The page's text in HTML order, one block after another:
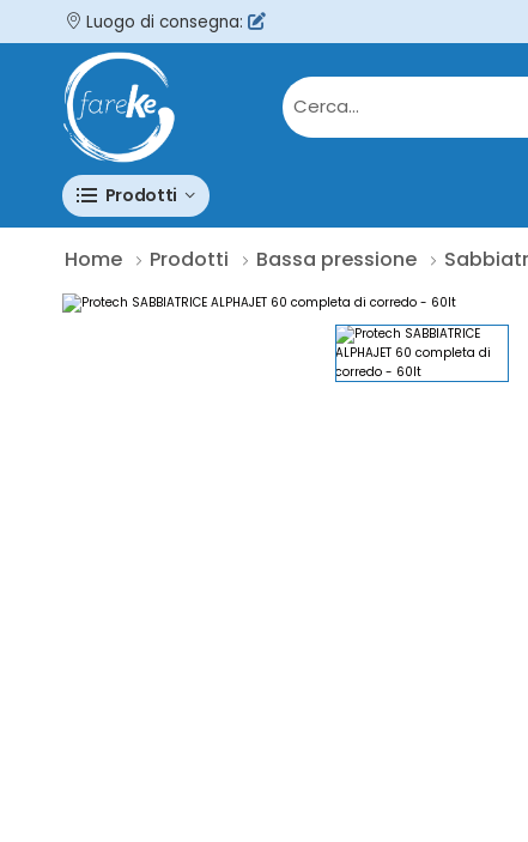
Luogo di consegna:
Prodotti
Home Prodotti Bassa pressione